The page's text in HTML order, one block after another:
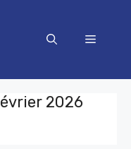
Menu
2026